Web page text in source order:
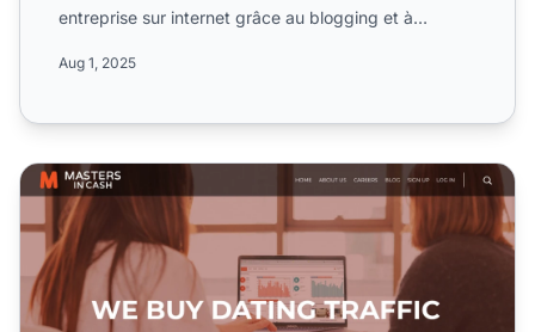
entreprise sur internet grâce au blogging et à
Aug 1, 2025
Programme d'affiliation Masters in Cash